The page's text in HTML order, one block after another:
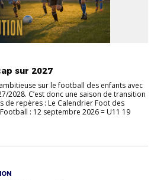
sur 2027
sur le football des enfants avec
2028. C’est donc une saison de transition
de repères : Le Calendrier Foot des
: 12 septembre 2026 = U11 19